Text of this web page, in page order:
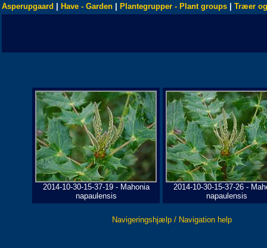
Asperupgaard Have - Garden Plantegrupper - Plant groups Træer
2014-10-30-15-37-19 - Mahonia
napaulensis
2014-10-30-15-37-26 -
napaulensis
Navigeringshjælp / Navigation help